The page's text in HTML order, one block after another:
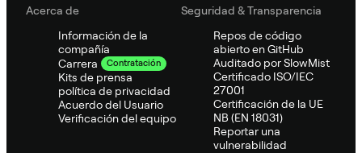
Acerca de
Información de la
compañía
Carrera
Contratación
Kits de prensa
política de privacidad
Acuerdo del Usuario
Verificación del equipo
Seguridad & Transparencia
Repos de código
abierto en GitHub
Auditado por SlowMist
Certificado ISO/IEC
27001
Certificación de la UE
NB (EN 18031)
Reportar una
vulnerabilidad